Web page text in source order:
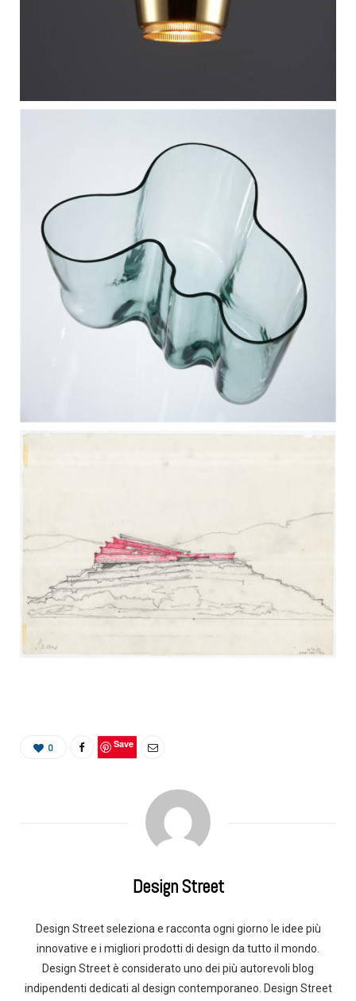
0 Save
Design Street
Design Street seleziona e racconta ogni giorno le idee più
innovative e i migliori prodotti di design da tutto il mondo.
Design Street è considerato uno dei più autorevoli blog
indipendenti dedicati al design contemporaneo. Design Street